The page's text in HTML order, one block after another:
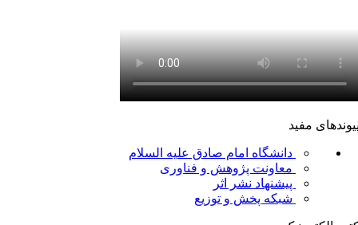
مفید
دانشگاه امام صادق علیه السلام
معاونت پژوهش و فناوری
پیشنهاد نشر اثر
شبکه پخش و توزیع